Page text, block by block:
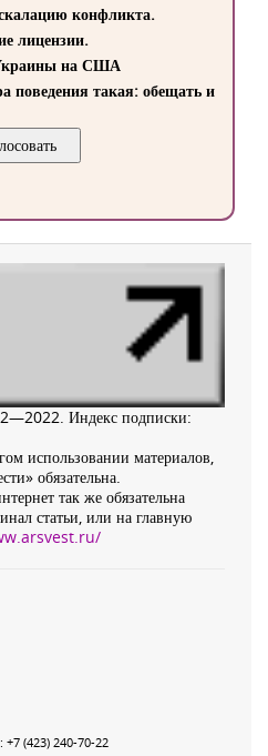
конфликта.
лицензии.
на США
поведения такая: обещать и
Индекс подписки:
использовании материалов,
обязательна.
так же обязательна
статьи, или на главную
+7 (423) 240-70-22